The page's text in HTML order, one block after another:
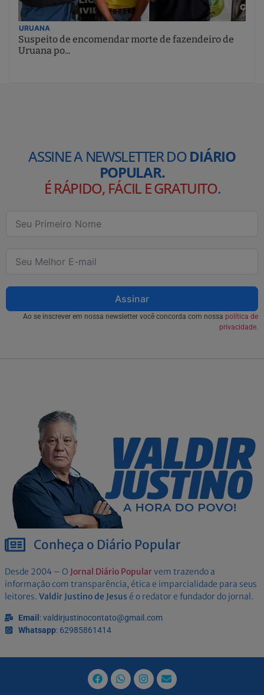
URUANA
Suspeito de encomendar morte de fazendeiro de
Uruana po...
ASSINE A NEWSLETTER DODIÁRIO
POPULAR.
É RÁPIDO, FÁCIL E GRATUITO.
Assinar
Ao se inscrever em nossa newsletter você concorda com nossa política de
privacidade.
Conheça o Diário Popular
Desde 2004 – O Jornal Diário Popularvem trazendo a
informação com transparência, ética e imparcialidade para seus
leitores. Valdir Justino de Jesus é o redator e fundador do jornal.
Email : valdirjustinocontato@gmail.com
Whatsapp: 62985861414